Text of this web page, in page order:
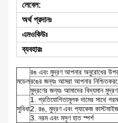
লেবেল:
অর্থ প্রদানঃ
এমওকিউঃ
ব্যবহারঃ
মডেল
রঙ এবং মুদ্রণ আপনার অনুরোধের উপর
রঙের জন্যঃ আমরা আপনার
মুদ্রণের জন্যঃ আমাদের বিদ্যমান
সুবিধা
1. প্রতিযোগিতামূলক দামের সাথে
2. রঙ, মুদ্রণ এবং প্যাকেজ কাস্টমাইজ
3. নরম এবং মসৃণ হাত স্পর্শ